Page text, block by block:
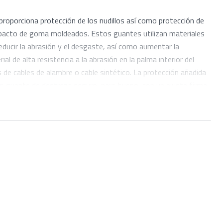
protección de los nudillos así como protección de
de goma moldeados. Estos guantes utilizan materiales
la abrasión y el desgaste, así como aumentar la
de alta resistencia a la abrasión en la palma interior del
cables de alambre o cable sintético. La protección añadida
El puño está incrustado con el logotipo de ARB
de alta calidad para mantener el guante firmemente